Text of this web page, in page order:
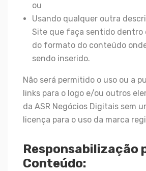
ou
Usando qualquer outra
Site que faça sentido dentro
do formato do conteúdo
sendo inserido.
Não será permitido o uso ou a
links para o logo e/ou outros
da ASR Negócios Digitais sem
licença para o uso da marca
Responsabilização
Conteúdo: